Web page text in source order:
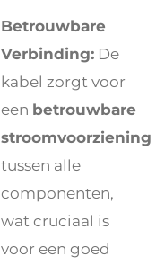
Betrouwbare
Verbinding: De
kabel zorgt voor
een betrouwbare
stroomvoorziening
tussen alle
componenten,
wat cruciaal is
voor een goed